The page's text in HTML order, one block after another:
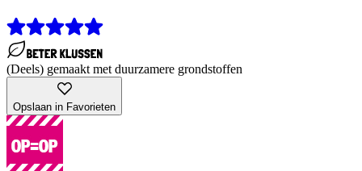
(Deels) gemaakt met duurzamere grondstoffen
Opslaan in Favorieten